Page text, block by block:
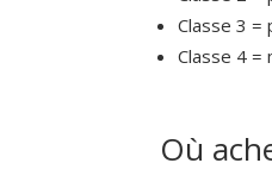
Classe 3
Classe 4 =
Où